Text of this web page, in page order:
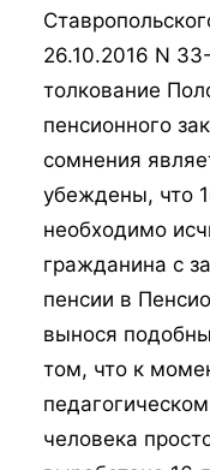
26.10.2016 N
толкование
пенсионного
сомнения
убеждены, что
необходимо
гражданина с
пенсии в
вынося
том, что к
человека